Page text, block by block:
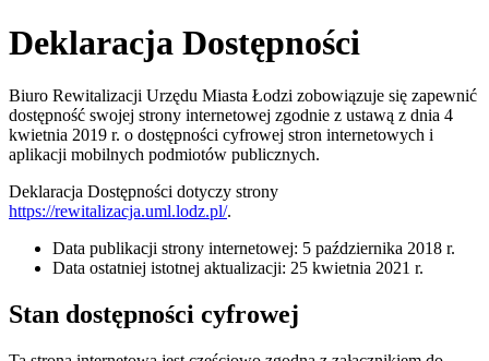
Deklaracja Dostępności
Biuro Rewitalizacji Urzędu Miasta Łodzi zobowiązuje się zapewnić
dostępność swojej strony internetowej zgodnie z ustawą z dnia 4
kwietnia 2019 r. o dostępności cyfrowej stron internetowych i
aplikacji mobilnych podmiotów publicznych.
Deklaracja Dostępności dotyczy strony
https://rewitalizacja.uml.lodz.pl/.
Data publikacji strony internetowej: 5 października 2018 r.
Data ostatniej istotnej aktualizacji: 25 kwietnia 2021 r.
Stan dostępności cyfrowej